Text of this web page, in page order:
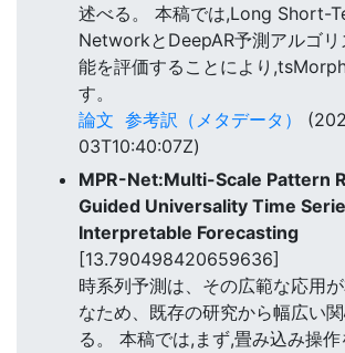
述べる。 本稿では,Long Short-
NetworkとDeepAR予測アルゴリ
能を評価することにより
す。
論文 参考訳（メタデータ）
03T10:40:07Z)
MPR-Net:Multi-Scale Pattern
Guided Universality Time
Interpretable Forecasting
[13.790498420659636]
時系列予測は、その広範な応用
なため、既存の研究から幅広い
る。 本稿では,まず,畳み込み操